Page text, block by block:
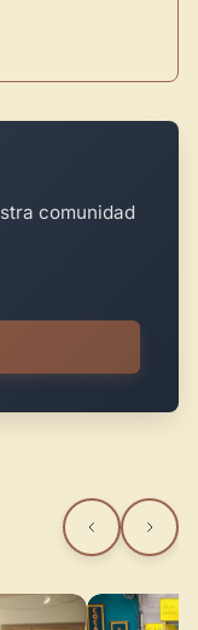
comunidad